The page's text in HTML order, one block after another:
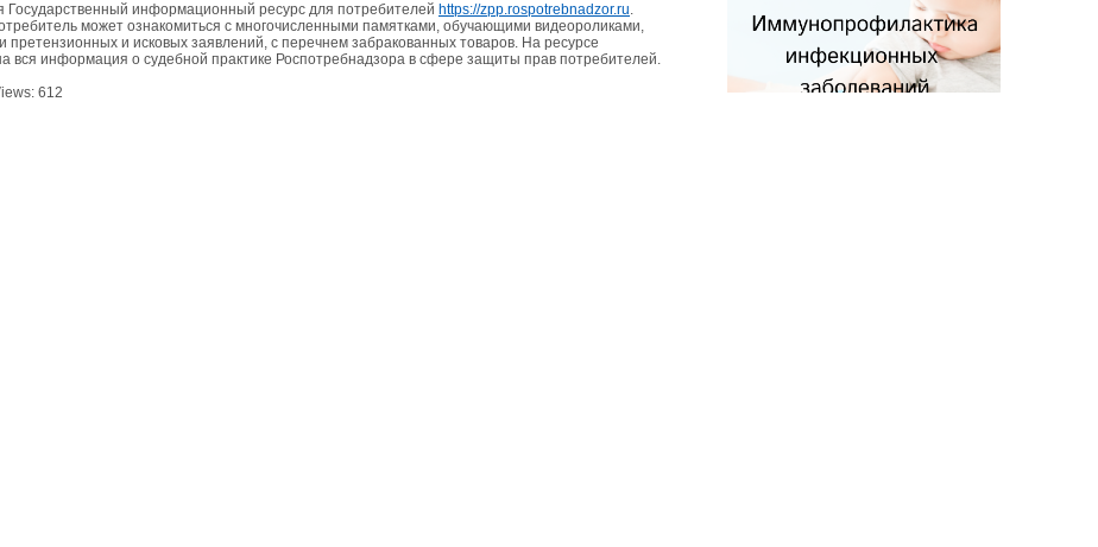
Государственный информационный ресурс для потребителей https://zpp.rospotrebnadzor.ru.
может ознакомиться с многочисленными памятками, обучающими видеороликами,
претензионных и исковых заявлений, с перечнем забракованных товаров. На ресурсе
вся информация о судебной практике Роспотребнадзора в сфере защиты прав потребителей.
612